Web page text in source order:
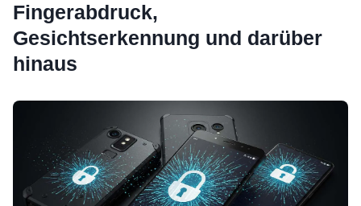
Fingerabdruck,
Gesichtserkennung und darüber
hinaus